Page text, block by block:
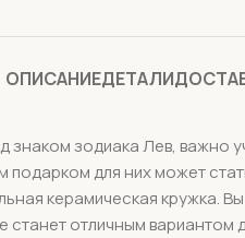
ОПИСАНИЕДЕТАЛИ
зодиака Лев, важно
для них может
керамическая кружка.
отличным вариантом